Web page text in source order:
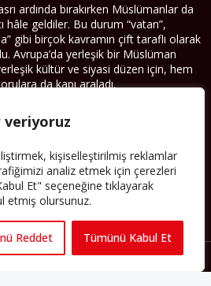
veriyoruz
kişiselleştirilmiş reklamlar
analiz etmek için çerezleri
Et" seçeneğine tıklayarak
etmiş olursunuz.
Reddet Tümünü Kabul Et
ardında bırakırken Müslümanlar da
hâle geldiler. Bu durum “vatan”,
gibi birçok kavramın çift taraflı olarak
Avrupa’da yerleşik bir Müslüman
kültür ve siyasi düzen için, hem
da kapı araladı.
MEDYADA TAKIP EDEBILIRSINIZ